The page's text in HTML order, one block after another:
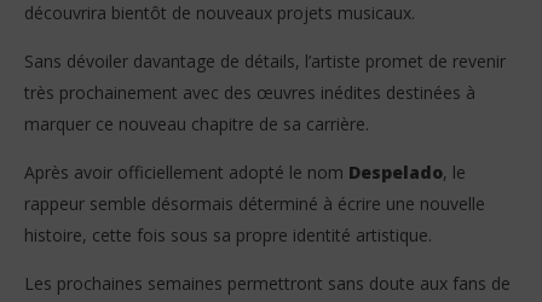
découvrira bientôt de nouveaux projets musicaux.
Sans dévoiler davantage de détails, l’artiste promet de revenir
très prochainement avec des œuvres inédites destinées à
marquer ce nouveau chapitre de sa carrière.
Après avoir officiellement adopté le nom Despelado, le
rappeur semble désormais déterminé à écrire une nouvelle
histoire, cette fois sous sa propre identité artistique.
Les prochaines semaines permettront sans doute aux fans de